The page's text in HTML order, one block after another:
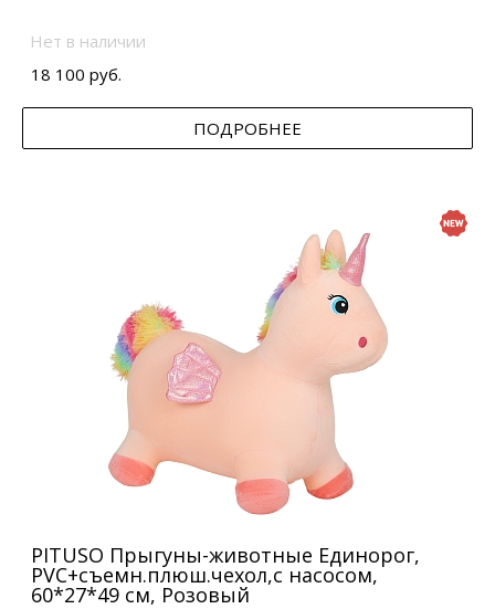
Нет в наличии
18 100 руб.
ПОДРОБНЕЕ
PITUSO Прыгуны-животные Единорог,
PVC+съемн.плюш.чехол,с насосом,
60*27*49 см, Розовый